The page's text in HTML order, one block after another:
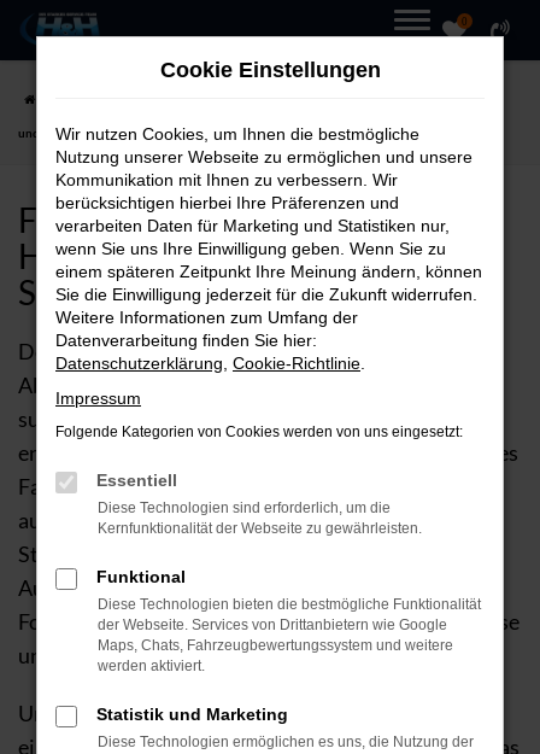
Zum
0
und Service
FORD FIESTA BEI AUTOHAUS
H&H GMBH – QUALITÄT UND
SERVICE
Der Ford Fiesta ist die perfekte Wahl für alle, die
Abenteuerlust und Komfort in einem Fahrzeug
suchen. Wenn Sie einen Ford Fiesta kaufen,
entscheiden Sie sich für ein robustes, leistungsstarkes
Fahrzeug, das Sie in jeder Situation begleitet – sei es
auf anspruchsvollen Offroad-Strecken oder auf der
Straße. Bei Autohaus H&H GmbH, Ihrem Ford
Autohaus, bieten wir Ihnen eine große Auswahl an
Ford Fiesta Modellen, die perfekt auf Ihre Bedürfnisse
und Wünsche zugeschnitten sind.
Unser erfahrenes Teamberät Sie gerne, wenn Sie
einen Ford Fiesta kaufen möchten, und hilft Ihnen, das
Cookie Einstellungen
Wir nutzen Cookies, um Ihnen die bestmögliche
Nutzung unserer Webseite zu ermöglichen und unsere
Kommunikation mit Ihnen zu verbessern. Wir
berücksichtigen hierbei Ihre Präferenzen und
verarbeiten Daten für Marketing und Statistiken nur,
wenn Sie uns Ihre Einwilligung geben. Wenn Sie zu
einem späteren Zeitpunkt Ihre Meinung ändern, können
Sie die Einwilligung jederzeit für die Zukunft widerrufen.
Weitere Informationen zum Umfang der
Datenverarbeitung finden Sie hier:
Datenschutzerklärung Cookie-Richtlinie
Impressum
Folgende Kategorien von Cookies werden von uns eingesetzt:
Essentiell
Diese Technologien sind erforderlich, um die
Kernfunktionalität der Webseite zu gewährleisten.
Funktional
Diese Technologien bieten die bestmögliche Funktionalität
der Webseite. Services von Drittanbietern wie Google
Maps, Chats, Fahrzeugbewertungssystem und weitere
werden aktiviert.
Statistik und Marketing
Diese Technologien ermöglichen es uns, die Nutzung der